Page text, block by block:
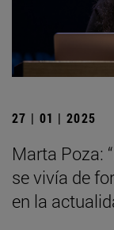
27 | 01 | 2025
Marta Poza:
se vivía de
en la